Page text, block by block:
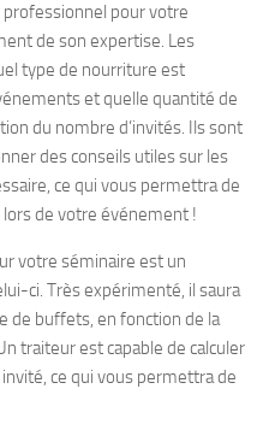
pour votre
de son expertise. Les
type de nourriture est
et quelle quantité de
du nombre d’invités. Ils sont
des conseils utiles sur les
ce qui vous permettra de
de votre événement !
votre séminaire est un
ci. Très expérimenté, il saura
de buffets, en fonction de la
traiteur est capable de calculer
ce qui vous permettra de